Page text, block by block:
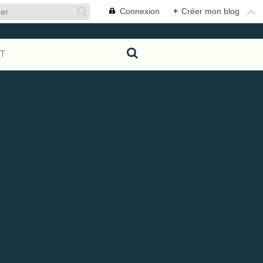
Connexion + Créer mon blog